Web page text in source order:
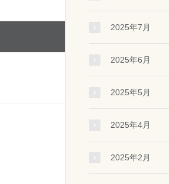
2025年7月
2025年6月
2025年5月
2025年4月
2025年2月